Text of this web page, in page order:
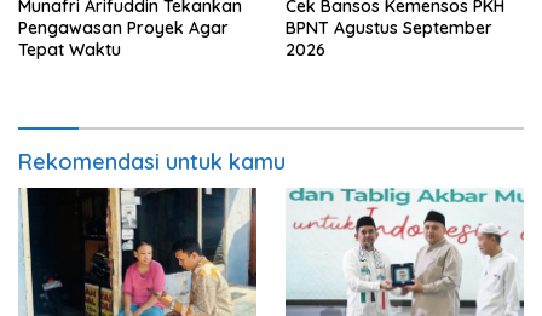
Munafri Arifuddin Tekankan
Pengawasan Proyek Agar
Tepat Waktu
Cek Bansos Kemensos PKH
BPNT Agustus September
2026
Rekomendasi untuk kamu